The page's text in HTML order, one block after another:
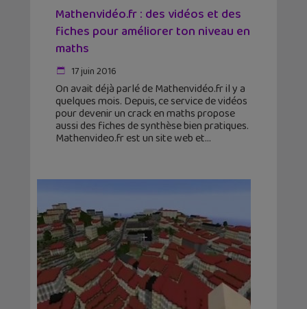
Mathenvidéo.fr : des vidéos et des
fiches pour améliorer ton niveau en
maths
17 juin 2016
On avait déjà parlé de Mathenvidéo.fr il y a
quelques mois. Depuis, ce service de vidéos
pour devenir un crack en maths propose
aussi des fiches de synthèse bien pratiques.
Mathenvideo.fr est un site web et